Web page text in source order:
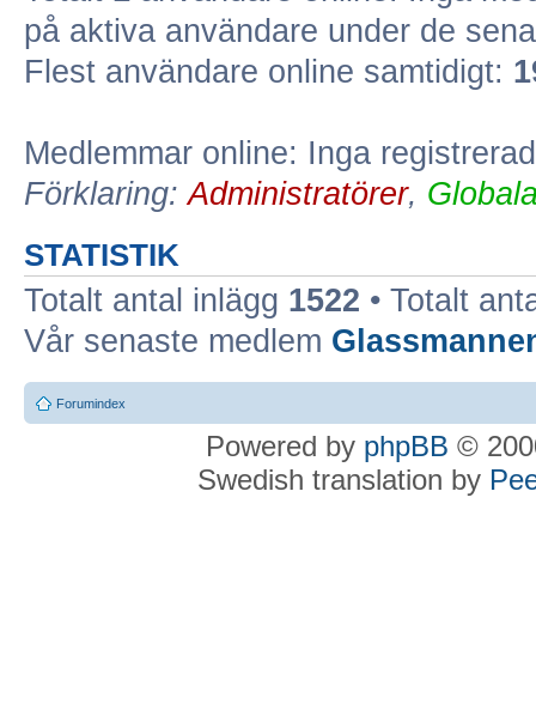
på aktiva användare under de
Flest användare online samtidigt:
Medlemmar online: Inga
Förklaring:Administratörer,
STATISTIK
Totalt antal inlägg 1522 • Totalt
Vår senaste medlem
Forumindex
Powered by phpBB ©
Swedish translation by